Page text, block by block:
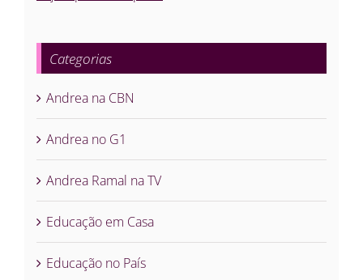
Categorias
Andrea na CBN
Andrea no G1
Andrea Ramal na TV
Educação em Casa
Educação no País